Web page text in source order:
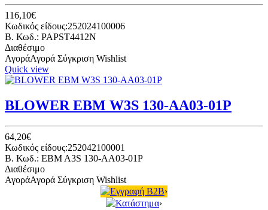
116,10€
Κωδικός είδους:252024100006
B. Κωδ.: PAPST4412N
Διαθέσιμο
ΑγοράΑγορά Σύγκριση Wishlist
Quick view
BLOWER EBM W3S 130-AA03-01P
64,20€
Κωδικός είδους:252042100001
B. Κωδ.: EBM A3S 130-AA03-01P
Διαθέσιμο
ΑγοράΑγορά Σύγκριση Wishlist
Εγγραφή B2B›
Κατάστημα›